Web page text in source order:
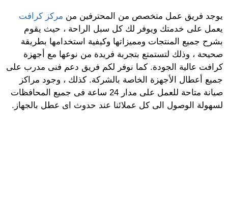
يوجد فريق عمل متخصص من المحترفين من مركز كرافت
يعمل على خدمتك ويوفر لك كل سبل الراحة ، حيث يقوم
بشرح جميع المنتجات ومميزاتها وكيفية استخدامها بطريقة
صحيحة ، وذلك لتستمتع بتجربة فريدة من نوعها مع أجهزة
كرافت عالية الجودة. كما نوفر لكم فريق دعم فنى مدرب على
جميع أعطال الأجهزة الخاصة بالشركة. كذلك ، وجود مراكز
صيانة متاحة للعمل على مدار 24 ساعة فى جميع المحافظات
لسهولة الوصول الى كل عملائنا عند حدوث اى عطل بالجهاز.